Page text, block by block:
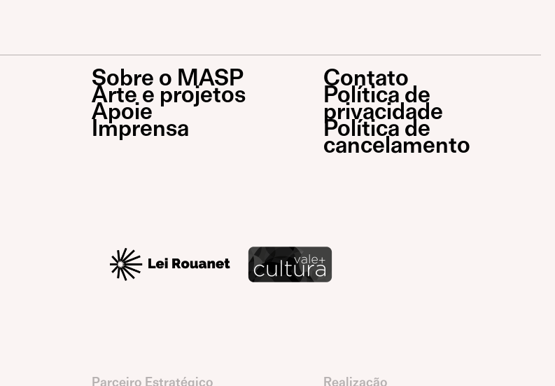
Sobre o MASP
Arte e projetos
Apoie
Imprensa
Contato
Política de
privacidade
Política de
cancelamento
Parceiro Estratégico Realização